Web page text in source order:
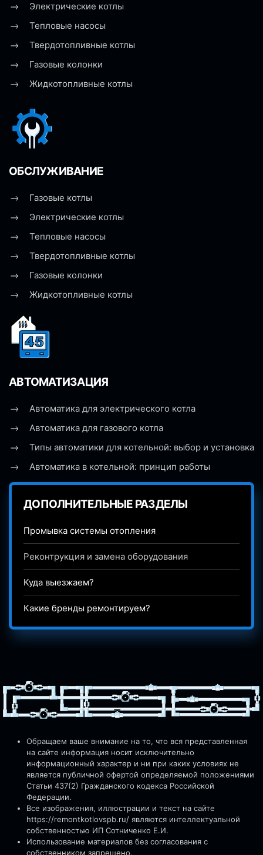
Электрические котлы
Тепловые насосы
Твердотопливные котлы
Газовые колонки
Жидкотопливные котлы
ОБСЛУЖИВАНИЕ
Газовые котлы
Электрические котлы
Тепловые насосы
Твердотопливные котлы
Газовые колонки
Жидкотопливные котлы
АВТОМАТИЗАЦИЯ
Автоматика для электрического котла
Автоматика для газового котла
Типы автоматики для котельной: выбор и установка
Автоматика в котельной: принцип работы
ДОПОЛНИТЕЛЬНЫЕ РАЗДЕЛЫ
Промывка системы отопления
Реконтрукция и замена оборудования
Куда выезжаем?
Какие бренды ремонтируем?
Обращаем ваше внимание на то, что вся представленная
на сайте информация носит исключительно
информационный характер и ни при каких условиях не
является публичной офертой определяемой положениями
Статьи 437(2) Гражданского кодекса Российской
Федерации.
Все изображения, иллюстрации и текст на сайте
https://remontkotlovspb.ru/ являются интеллектуальной
собственностью ИП Сотниченко Е.И.
Использование материалов без согласования с
собственником запрещено.